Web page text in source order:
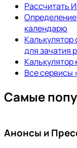
Рассчитать
Определение
календарю
Калькулятор
для зачатия
Калькулятор
Все сервисы
Самые
Анонсы и